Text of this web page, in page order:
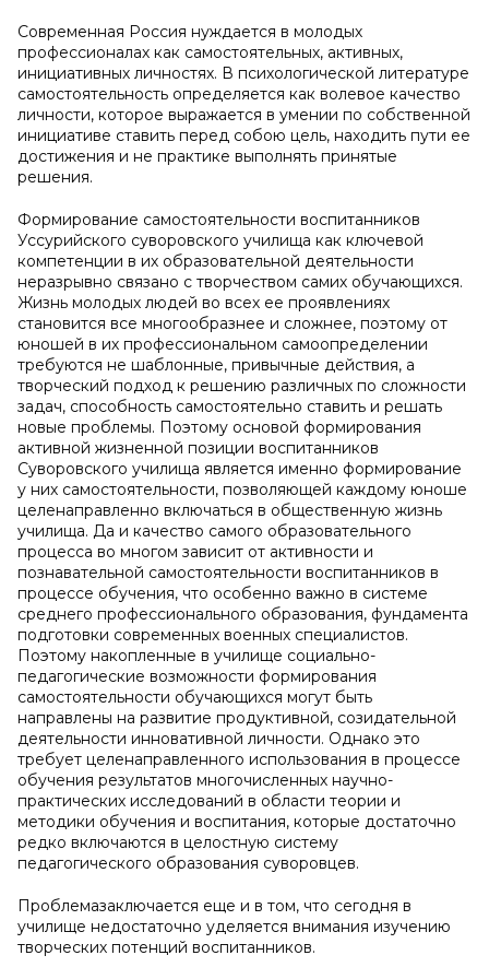
Современная Россия нуждается в молодых
профессионалах как самостоятельных, активных,
инициативных личностях. В психологической литературе
самостоятельность определяется как волевое качество
личности, которое выражается в умении по собственной
инициативе ставить перед собою цель, находить пути ее
достижения и не практике выполнять принятые
решения.
Формирование самостоятельности воспитанников
Уссурийского суворовского училища как ключевой
компетенции в их образовательной деятельности
неразрывно связано с творчеством самих обучающихся.
Жизнь молодых людей во всех ее проявлениях
становится все многообразнее и сложнее, поэтому от
юношей в их профессиональном самоопределении
требуются не шаблонные, привычные действия, а
творческий подход к решению различных по сложности
задач, способность самостоятельно ставить и решать
новые проблемы. Поэтому основой формирования
активной жизненной позиции воспитанников
Суворовского училища является именно формирование
у них самостоятельности, позволяющей каждому юноше
целенаправленно включаться в общественную жизнь
училища. Да и качество самого образовательного
процесса во многом зависит от активности и
познавательной самостоятельности воспитанников в
процессе обучения, что особенно важно в системе
среднего профессионального образования, фундамента
подготовки современных военных специалистов.
Поэтому накопленные в училище социально-
педагогические возможности формирования
самостоятельности обучающихся могут быть
направлены на развитие продуктивной, созидательной
деятельности инновативной личности. Однако это
требует целенаправленного использования в процессе
обучения результатов многочисленных научно-
практических исследований в области теории и
методики обучения и воспитания, которые достаточно
редко включаются в целостную систему
педагогического образования суворовцев.
Проблемазаключается еще и в том, что сегодня в
училище недостаточно уделяется внимания изучению
творческих потенций воспитанников.